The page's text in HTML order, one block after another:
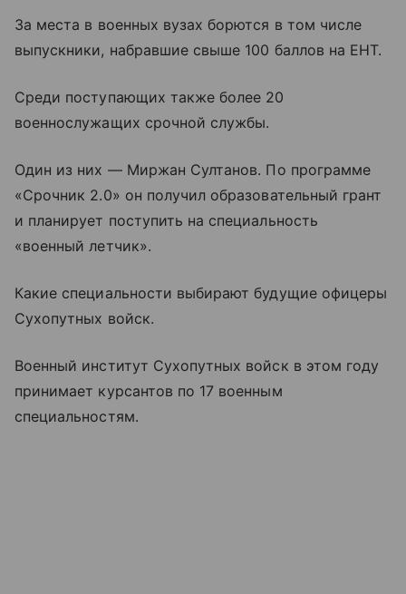
За места в военных вузах борются в том числе
выпускники, набравшие свыше 100 баллов на ЕНТ.
Среди поступающих также более 20
военнослужащих срочной службы.
Один из них — Миржан Султанов. По программе
«Срочник 2.0» он получил образовательный грант
и планирует поступить на специальность
«военный летчик».
Какие специальности выбирают будущие офицеры
Сухопутных войск.
Военный институт Сухопутных войск в этом году
принимает курсантов по 17 военным
специальностям.